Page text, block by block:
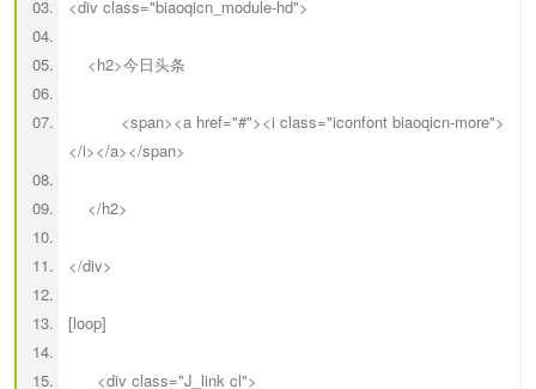
<div class="biaoqicn_module-hd">
<h2>今日头条
<span><a href="#"><i class="iconfont biaoqicn-more">
</i></a></span>
</h2>
</div>
[loop]
<div class="J_link cl">